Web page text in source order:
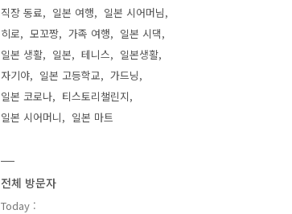
직장 동료
일본 여행
일본 시어머님
히로
모꼬짱 가족 여행
일본 시댁
일본 생활
일본 테니스
일본생활
자기야
일본 고등학교
가드닝
일본 코로나
티스토리챌린지
일본 시어머니
일본 마트
전체 방문자
Today :